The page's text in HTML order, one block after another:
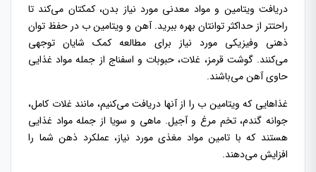
دریافت ویتامین و مواد معدنی مورد نیاز بدن، کمکتان می‌کند تا
راحتتر از حداکثر توانتان بهره ببرید. آهن و ویتامین ب در حفظ توان
ذهنی وفیزیکی مورد نیاز برای مطالعه کمک شایان توجهی
می‌کنند.گوشت قرمز، غلات، حبوبات و اسفناج از جمله مواد غذایی
حاوی آهن می‌باشند.
غذاهایی که ویتامین ب را از آنها دریافت می‌کنیم، مانند غلات کامل،
جوانه گندم، تخم مرغ و آجیل. ماهی و سویا از جمله مواد غذایی
هستند که با تامین مواد مغذی مورد نیاز، عملکرد ذهن شما را
افزایش می‌دهند.